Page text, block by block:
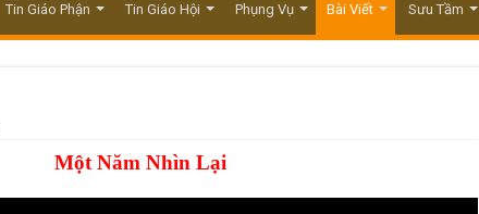
Tin Giáo Phận Tin Giáo Hội Phụng Vụ Bài Viết Sưu Tầm
Một Năm Nhìn Lại